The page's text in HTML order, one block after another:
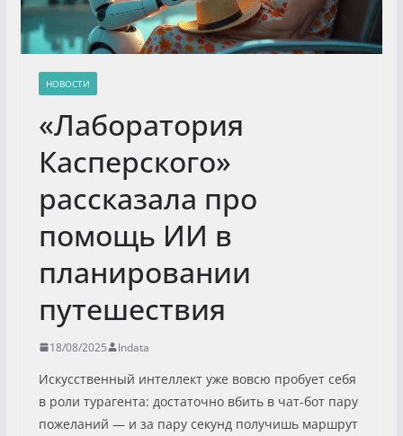
НОВОСТИ
«Лаборатория
Касперского»
рассказала про
помощь ИИ в
планировании
путешествия
18/08/2025 Indata
Искусственный интеллект уже вовсю пробует себя
в роли турагента: достаточно вбить в чат-бот пару
пожеланий — и за пару секунд получишь маршрут